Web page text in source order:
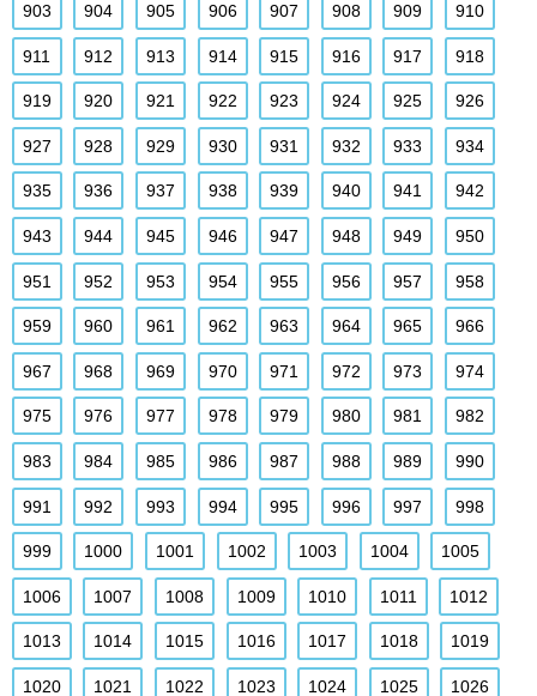
903 904 905 906 907 908 909 910
911 912 913 914 915 916 917 918
919 920 921 922 923 924 925 926
927 928 929 930 931 932 933 934
935 936 937 938 939 940 941 942
943 944 945 946 947 948 949 950
951 952 953 954 955 956 957 958
959 960 961 962 963 964 965 966
967 968 969 970 971 972 973 974
975 976 977 978 979 980 981 982
983 984 985 986 987 988 989 990
991 992 993 994 995 996 997 998
999 1000 1001 1002 1003 1004 1005
1006 1007 1008 1009 1010 1011 1012
1013 1014 1015 1016 1017 1018 1019
1020 1021 1022 1023 1024 1025 1026